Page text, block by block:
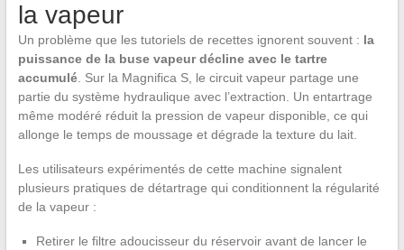
la vapeur
Un problème que les tutoriels de recettes ignorent souvent : la
puissance de la buse vapeur décline avec le tartre
accumulé. Sur la Magnifica S, le circuit vapeur partage une
partie du système hydraulique avec l’extraction. Un entartrage
même modéré réduit la pression de vapeur disponible, ce qui
allonge le temps de moussage et dégrade la texture du lait.
Les utilisateurs expérimentés de cette machine signalent
plusieurs pratiques de détartrage qui conditionnent la régularité
de la vapeur :
Retirer le filtre adoucisseur du réservoir avant de lancer le